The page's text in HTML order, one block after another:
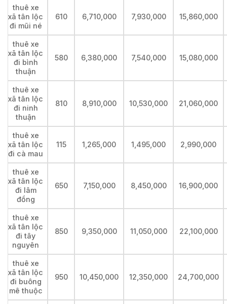
thuê xe
xã tân lộc
đi mũi né
610 6,710,000 7,930,000 15,860,000
thuê xe
xã tân lộc
đi bình
thuận
580 6,380,000 7,540,000 15,080,000
thuê xe
xã tân lộc
đi ninh
thuận
810 8,910,000 10,530,000 21,060,000
thuê xe
xã tân lộc
đi cà mau
115 1,265,000 1,495,000 2,990,000
thuê xe
xã tân lộc
đi lâm
đồng
650 7,150,000 8,450,000 16,900,000
thuê xe
xã tân lộc
đi tây
nguyên
850 9,350,000 11,050,000 22,100,000
thuê xe
xã tân lộc
đi buông
mê thuộc
950 10,450,000 12,350,000 24,700,000